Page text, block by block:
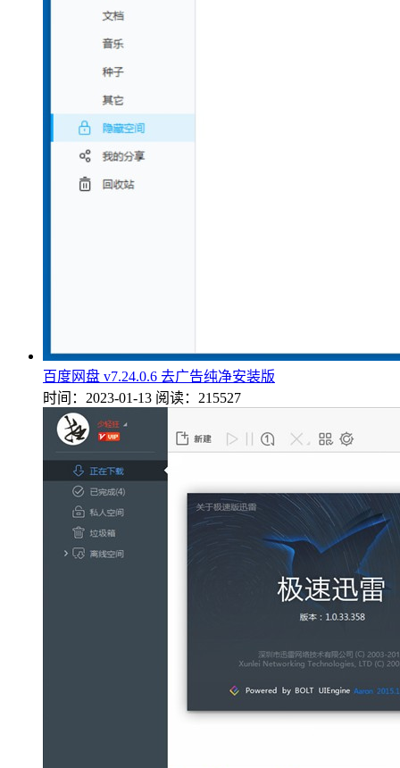
百度网盘 v7.24.0.6 去广告纯净安装版
时间：2023-01-13 阅读：215527